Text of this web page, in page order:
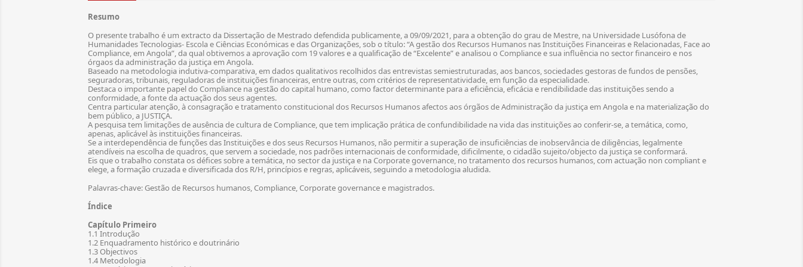
Resumo
O presente trabalho é um extracto da Dissertação de Mestrado defendida publicamente, a 09/09/2021, para a obtenção do grau de Mestre, na Universidade Lusófona de
Humanidades Tecnologias- Escola e Ciências Económicas e das Organizações, sob o título: “A gestão dos Recursos Humanos nas Instituições Financeiras e Relacionadas, Face ao
Compliance, em Angola”, da qual obtivemos a aprovação com 19 valores e a qualificação de “Excelente” e analisou o Compliance e sua influência no sector financeiro e nos
órgaos da administração da justiça em Angola.
Baseado na metodologia indutiva-comparativa, em dados qualitativos recolhidos das entrevistas semiestruturadas, aos bancos, sociedades gestoras de fundos de pensões,
seguradoras, tribunais, reguladoras de instituições financeiras, entre outras, com critérios de representatividade, em função da especialidade.
Destaca o importante papel do Compliance na gestão do capital humano, como factor determinante para a eficiência, eficácia e rendibilidade das instituições sendo a
conformidade, a fonte da actuação dos seus agentes.
Centra particular atenção, à consagração e tratamento constitucional dos Recursos Humanos afectos aos órgãos de Administração da justiça em Angola e na materialização do
bem público, a JUSTIÇA.
A pesquisa tem limitações de ausência de cultura de Compliance, que tem implicação prática de confundibilidade na vida das instituições ao conferir-se, a temática, como,
apenas, aplicável às instituições financeiras.
Se a interdependência de funções das Instituições e dos seus Recursos Humanos, não permitir a superação de insuficiências de inobservância de diligências, legalmente
atendíveis na escolha de quadros, que servem a sociedade, nos padrões internacionais de conformidade, dificilmente, o cidadão sujeito/objecto da justiça se conformará.
Eis que o trabalho constata os défices sobre a temática, no sector da justiça e na Corporate governance, no tratamento dos recursos humanos, com actuação non compliant e
elege, a formação cruzada e diversificada dos R/H, princípios e regras, aplicáveis, seguindo a metodologia aludida.
Palavras-chave: Gestão de Recursos humanos, Compliance, Corporate governance e magistrados.
Índice
Capítulo Primeiro
1.1 Introdução
1.2 Enquadramento histórico e doutrinário
1.3 Objectivos
1.4 Metodologia